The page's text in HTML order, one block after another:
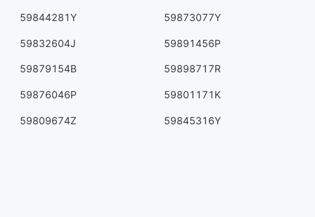
59844281Y 59873077Y
59832604J 59891456P
59879154B 59898717R
59876046P 59801171K
59809674Z 59845316Y